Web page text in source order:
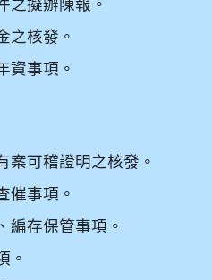
之擬辦陳報。
之核發。
資事項。
案可稽證明之核發。
催事項。
編存保管事項。
。